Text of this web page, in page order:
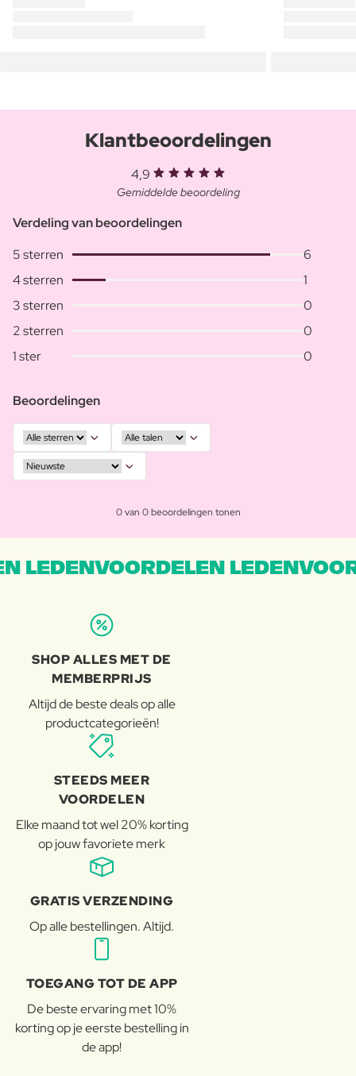
Klantbeoordelingen
4,9
Gemiddelde beoordeling
Verdeling van beoordelingen
5 sterren
6
4 sterren
1
3 sterren
0
2 sterren
0
1 ster
0
Beoordelingen
0 van 0 beoordelingen tonen
LEDENVOORDELEN
SHOP ALLES MET DE
MEMBERPRIJS
Altijd de beste deals op alle
productcategorieën!
STEEDS MEER
VOORDELEN
Elke maand tot wel 20% korting
op jouw favoriete merk
GRATIS VERZENDING
Op alle bestellingen. Altijd.
TOEGANG TOT DE APP
De beste ervaring met 10%
korting op je eerste bestelling in
de app!